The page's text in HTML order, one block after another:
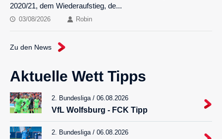
Aktuelle Wett Tipps
2. Bundesliga / 06.08.2026
VfL Wolfsburg - FCK Tipp
2. Bundesliga / 06.08.2026
2020/21, dem Wiederaufstieg, de...
03/08/2026 Robin
Zu den News